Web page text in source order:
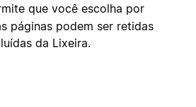
que você escolha por
páginas podem ser retidas
da Lixeira.